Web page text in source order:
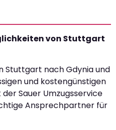
von Stuttgart
Stuttgart nach Gdynia und
und kostengünstigen
Sauer Umzugsservice
Ansprechpartner für